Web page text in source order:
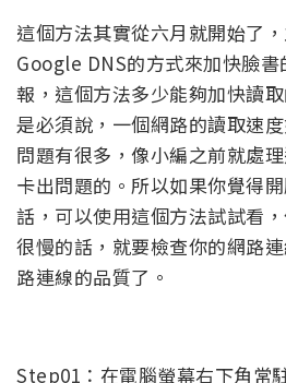
這個方法其實從六月就開始了
Google DNS的方式來加快臉
報，這個方法多少能夠加快讀
是必須說，一個網路的讀取速
問題有很多，像小編之前就處
卡出問題的。所以如果你覺得
話，可以使用這個方法試試看
很慢的話，就要檢查你的網路
路連線的品質了。
Step01：在電腦螢幕右下角常